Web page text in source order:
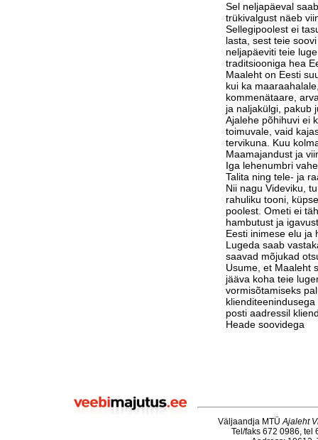
Sel neljapäeval
trükivalgust näeb
Sellegipoolest ei
lasta, sest teie
neljapäeviti teie
traditsiooniga hea
Maaleht on Eesti
kui ka
kommenätaare,
ja naljakülgi, pakub
Ajalehe põhihuvi ei
toimuvale, vaid
tervikuna. Kuu
Maamajandust ja
Iga lehenumbri
Talita ning tele- ja
Nii nagu Videviku,
rahuliku tooni,
poolest. Ometi ei
hambutust ja
Eesti inimese elu ja
Lugeda saab
saavad mõjukad
Usume, et Maaleht
jääva koha teie
vormisõtamiseks
posti aadressil
Heade soovidega
Väljaandja MTÜAjaleht
Tel/faks 672 0986, tel